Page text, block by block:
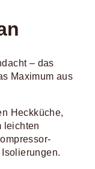
– das
Maximum aus
Heckküche,
leichten